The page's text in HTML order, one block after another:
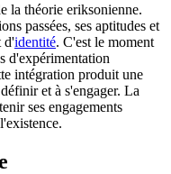
la théorie eriksonienne.
passées, ses aptitudes et
d'identité. C'est le moment
d'expérimentation
intégration produit une
et à s'engager. La
ses engagements